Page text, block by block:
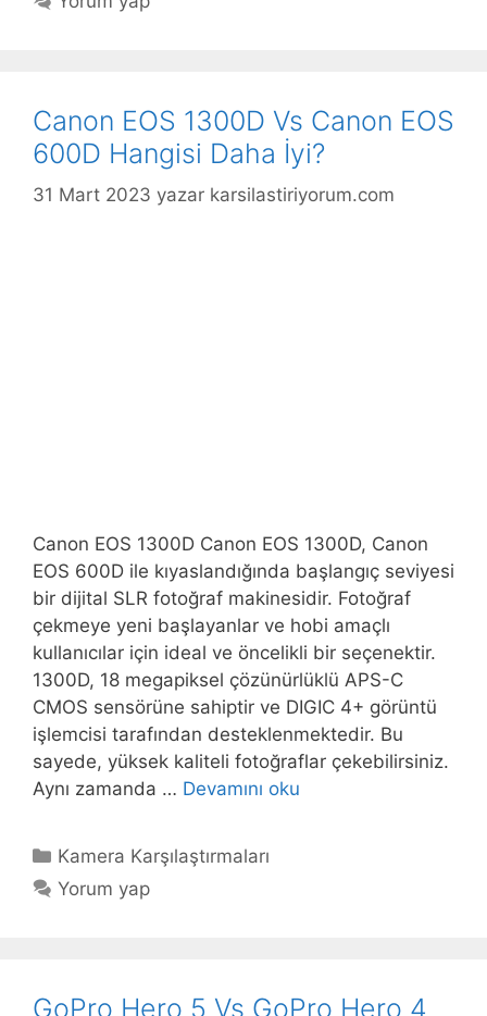
Canon EOS 1300D Vs Canon EOS
600D Hangisi Daha İyi?
31 Mart 2023 yazar karsilastiriyorum.com
Canon EOS 1300D Canon EOS 1300D, Canon
EOS 600D ile kıyaslandığında başlangıç seviyesi
bir dijital SLR fotoğraf makinesidir. Fotoğraf
çekmeye yeni başlayanlar ve hobi amaçlı
kullanıcılar için ideal ve öncelikli bir seçenektir.
1300D, 18 megapiksel çözünürlüklü APS-C
CMOS sensörüne sahiptir ve DIGIC 4+ görüntü
işlemcisi tarafından desteklenmektedir. Bu
sayede, yüksek kaliteli fotoğraflar çekebilirsiniz.
Aynı zamanda … Devamını oku
Kategoriler
Kamera Karşılaştırmaları
Yorum yap
GoPro Hero 5 Vs GoPro Hero 4